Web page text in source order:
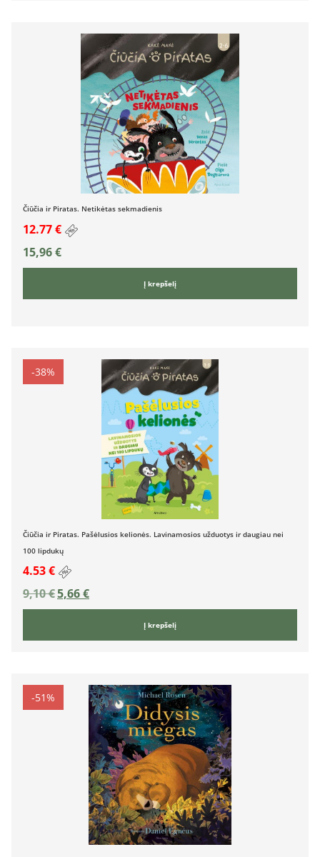
Čiūčia ir Piratas. Netikėtas sekmadienis
12.77 €
15,96€
Į krepšelį
-38%
Čiūčia ir Piratas. Pašėlusios kelionės. Lavinamosios užduotys ir daugiau nei
100 lipdukų
4.53 €
9,10€5,66€
Į krepšelį
-51%